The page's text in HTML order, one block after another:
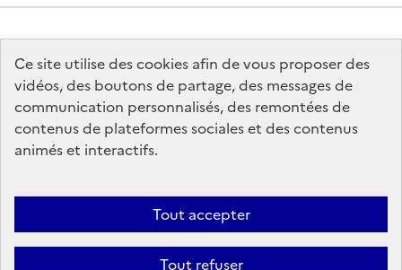
Ce site utilise des cookies afin de vous proposer des
vidéos, des boutons de partage, des messages de
communication personnalisés, des remontées de
contenus de plateformes sociales et des contenus
animés et interactifs.
Tout accepter
Tout refuser
MINISTÈRE
DE LA CULTURE
data.gouv.fr